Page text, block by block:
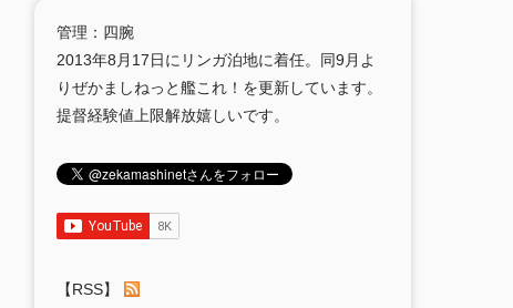
管理：四腕
2013年8月17日にリンガ泊地に着任。同9月よ
りぜかましねっと艦これ！を更新しています。
提督経験値上限解放嬉しいです。
【RSS】